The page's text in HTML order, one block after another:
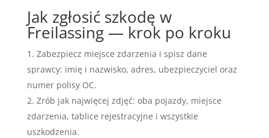
Jak zgłosić szkodę w
Freilassing — krok po kroku
Zabezpiecz miejsce zdarzenia i spisz dane
sprawcy: imię i nazwisko, adres, ubezpieczyciel oraz
numer polisy OC.
Zrób jak najwięcej zdjęć: oba pojazdy, miejsce
zdarzenia, tablice rejestracyjne i wszystkie
uszkodzenia.